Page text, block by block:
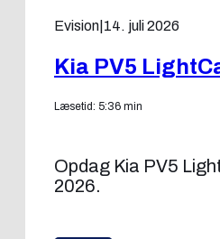
Evision 14. juli 2026
Kia PV5
Læsetid: 5:36 min
Opdag Kia PV5
2026.